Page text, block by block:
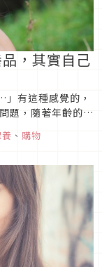
，其實自己
有這種感覺的，
題，隨著年齡的增
時，有一些化妝品
、 購物